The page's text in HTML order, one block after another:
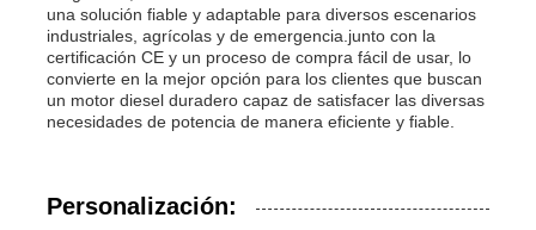
una solución fiable y adaptable para diversos escenarios
industriales, agrícolas y de emergencia.junto con la
certificación CE y un proceso de compra fácil de usar, lo
convierte en la mejor opción para los clientes que buscan
un motor diesel duradero capaz de satisfacer las diversas
necesidades de potencia de manera eficiente y fiable.
Personalización: